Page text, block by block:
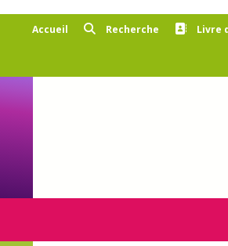
Accueil Recherche Livre